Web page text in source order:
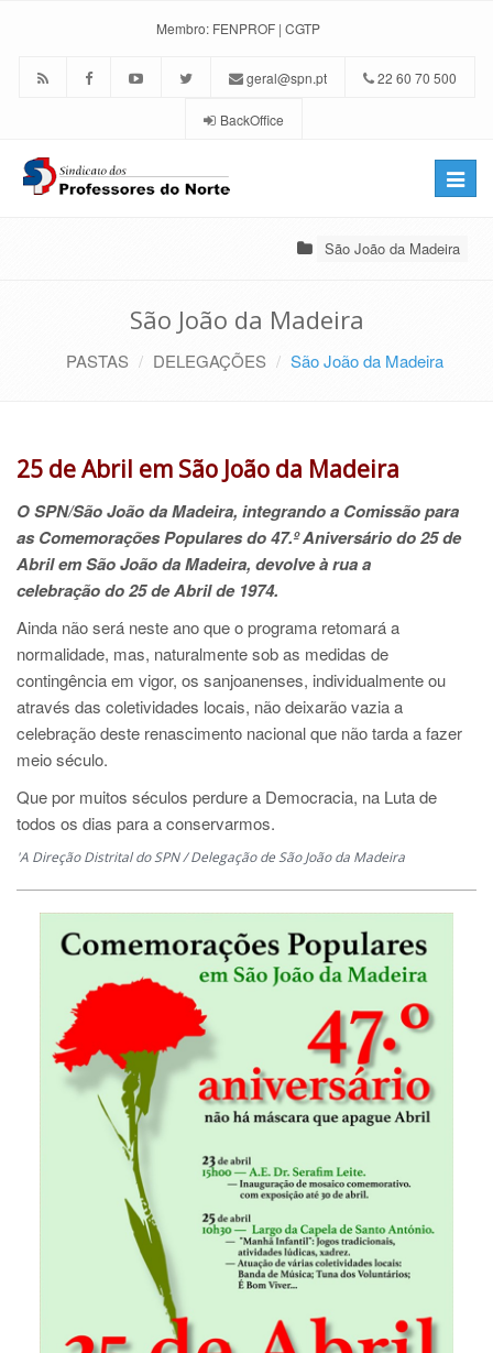
Membro: FENPROF | CGTP
geral@spn.pt 22 60 70 500
BackOffice
Toggle
São João da Madeira
São João da Madeira
PASTAS DELEGAÇÕES São João da Madeira
25 de Abril em São João da Madeira
O SPN/São João da Madeira, integrando a Comissão para
as Comemorações Populares do 47.º Aniversário do 25 de
Abril em São João da Madeira, devolve à rua a
celebração do 25 de Abril de 1974.
Ainda não será neste ano que o programa retomará a
normalidade, mas, naturalmente sob as medidas de
contingência em vigor, os sanjoanenses, individualmente ou
através das coletividades locais, não deixarão vazia a
celebração deste renascimento nacional que não tarda a fazer
meio século.
Que por muitos séculos perdure a Democracia, na Luta de
todos os dias para a conservarmos.
'A Direção Distrital do SPN / Delegação de São João da Madeira